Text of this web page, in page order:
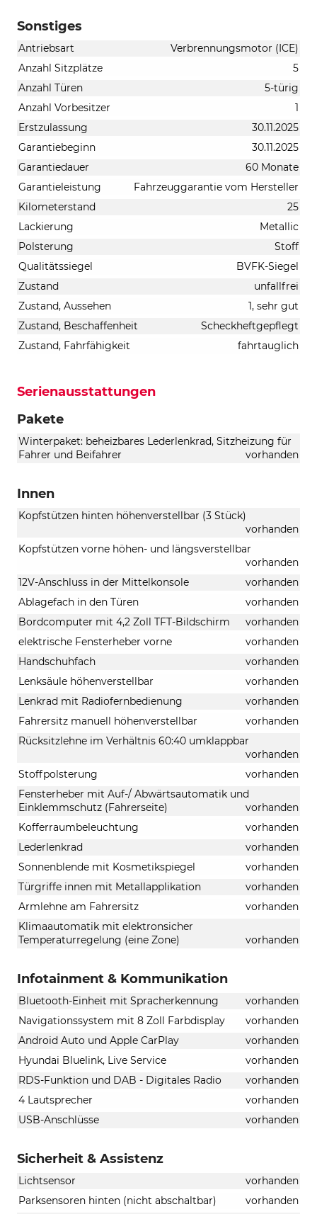
Sonstiges
Antriebsart
Verbrennungsmotor (ICE)
Anzahl Sitzplätze
5
Anzahl Türen
5-türig
Anzahl Vorbesitzer
1
Erstzulassung
30.11.2025
Garantiebeginn
30.11.2025
Garantiedauer
60 Monate
Garantieleistung
Fahrzeuggarantie vom Hersteller
Kilometerstand
25
Lackierung
Metallic
Polsterung
Stoff
Qualitätssiegel
BVFK-Siegel
Zustand
unfallfrei
Zustand, Aussehen
1, sehr gut
Zustand, Beschaffenheit
Scheckheftgepflegt
Zustand, Fahrfähigkeit
fahrtauglich
Serienausstattungen
Pakete
Winterpaket: beheizbares Lederlenkrad, Sitzheizung für
Fahrer und Beifahrer
vorhanden
Innen
Kopfstützen hinten höhenverstellbar (3 Stück)
vorhanden
Kopfstützen vorne höhen- und längsverstellbar
vorhanden
12V-Anschluss in der Mittelkonsole
vorhanden
Ablagefach in den Türen
vorhanden
Bordcomputer mit 4,2 Zoll TFT-Bildschirm
vorhanden
elektrische Fensterheber vorne
vorhanden
Handschuhfach
vorhanden
Lenksäule höhenverstellbar
vorhanden
Lenkrad mit Radiofernbedienung
vorhanden
Fahrersitz manuell höhenverstellbar
vorhanden
Rücksitzlehne im Verhältnis 60:40 umklappbar
vorhanden
Stoffpolsterung
vorhanden
Fensterheber mit Auf-/ Abwärtsautomatik und
Einklemmschutz (Fahrerseite)
vorhanden
Kofferraumbeleuchtung
vorhanden
Lederlenkrad
vorhanden
Sonnenblende mit Kosmetikspiegel
vorhanden
Türgriffe innen mit Metallapplikation
vorhanden
Armlehne am Fahrersitz
vorhanden
Klimaautomatik mit elektronsicher
Temperaturregelung (eine Zone)
vorhanden
Infotainment & Kommunikation
Bluetooth-Einheit mit Spracherkennung
vorhanden
Navigationssystem mit 8 Zoll Farbdisplay
vorhanden
Android Auto und Apple CarPlay
vorhanden
Hyundai Bluelink, Live Service
vorhanden
RDS-Funktion und DAB - Digitales Radio
vorhanden
4 Lautsprecher
vorhanden
USB-Anschlüsse
vorhanden
Sicherheit & Assistenz
Lichtsensor
vorhanden
Parksensoren hinten (nicht abschaltbar)
vorhanden